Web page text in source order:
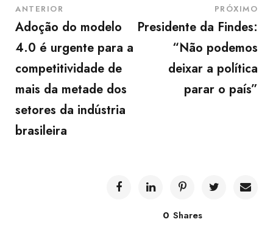
ANTERIOR
Adoção do modelo
4.0 é urgente para a
competitividade de
mais da metade dos
setores da indústria
brasileira
PRÓXIMO
Presidente da Findes:
“Não podemos
deixar a política
parar o país”
0 Shares